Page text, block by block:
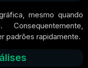
mesmo quando
padrões rapidamente.